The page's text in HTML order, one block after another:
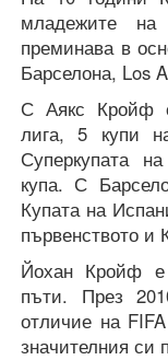
младежите
преминава в
Барселона, Los
С Аякс Кройф
лига, 5 купи
Суперкупата
купа. С
Купата на
първенството и
Йохан Кройф е
пъти. През
отличие на
значителния си